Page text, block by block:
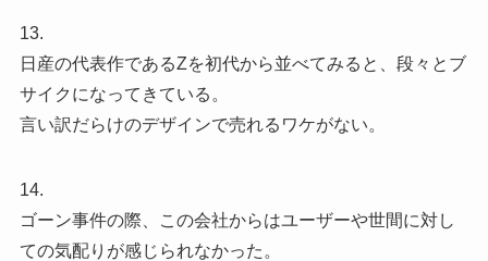
13.
日産の代表作であるZを初代から並べてみると、段々とブ
サイクになってきている。
言い訳だらけのデザインで売れるワケがない。
14.
ゴーン事件の際、この会社からはユーザーや世間に対し
ての気配りが感じられなかった。